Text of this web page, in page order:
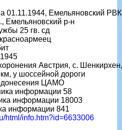
01.11.1944, Емельяновский
Емельяновский р-н
25 гв. сд
Австрия, с. Шенкирхен,
у шоссейной дороги
донесения ЦАМО
информации 58
информации 18003
информации 841
html/info.htm?id=6633006